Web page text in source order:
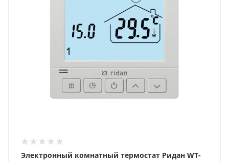
Электронный комнатный термостат Ридан WT-